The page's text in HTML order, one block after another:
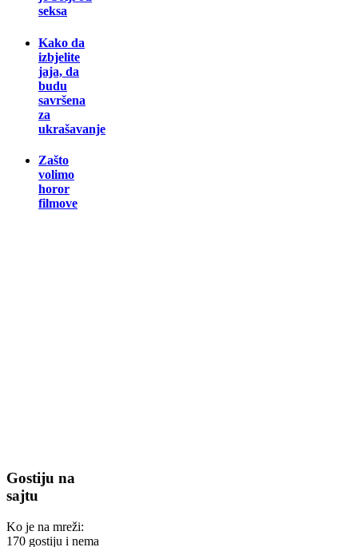
seksa
Kako da
izbjelite
jaja, da
budu
savršena
za
ukrašavanje
Zašto
volimo
horor
filmove
Gostiju na
sajtu
Ko je na mreži:
170 gostiju i nema